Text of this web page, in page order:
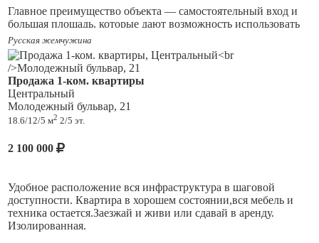
Готовы к сделке! Квартира полностью свободна! Торг
уместен! Звоните и записывайтесь на просмотр!
То
Главное преимущество объекта — самостоятельный вход и
большая площадь, которые дают возможность использовать
пространство максимально удобно под ваши задачи.
В квартире предусмотрены три отдельные комнаты и
несколько небольших кладовок. Одна комната имеет
полноценное окно, остальные помещения без окон — их
можно эффективно использовать как гардеробную, кабинет,
зону хранения, мастерскую, переговорную, спортзал или
вспомогательные помещения (в зависимости от ваших
под работу, услуги, небольшой офис или собственный
проект.
Площадь 84 м² позволяет организовать несколько
Русская жемчужина
Продажа 1-ком. квартиры
Центральный
Молодежный бульвар, 21
18.6/12/5 м2 2/5 эт.
2 100 000
Удобное расположение вся инфраструктура в шаговой
доступности. Квартира в хорошем состоянии,вся мебель и
техника остается.Заезжай и живи или сдавай в аренду.
Изолированная.